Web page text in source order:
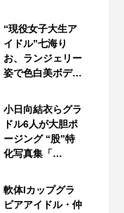
“現役女子大生ア
イドル”七海り
お、ランジェリー
姿で色白美ボデ…
小日向結衣らグラ
ドル6人が大胆ポ
ージング “股”特
化写真集「…
軟体Iカップグラ
ビアアイドル・仲